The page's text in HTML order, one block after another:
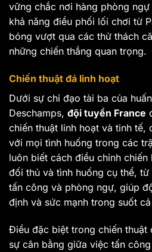
vững chắc nơi hàng phòng ngự
khả năng điều phối lối chơi từ
bóng vượt qua các thử thách
những chiến thắng quan trọng.
Chiến thuật đá linh hoạt
Dưới sự chỉ đạo tài ba của
Deschamps, đội tuyển France
chiến thuật linh hoạt và tinh tế,
với mọi tình huống trong các
luôn biết cách điều chỉnh
đối thủ và tình huống cụ thể,
tấn công và phòng ngự, giúp
định và sức mạnh trong suốt
Điều đặc biệt trong chiến thuật
sự cân bằng giữa việc tấn